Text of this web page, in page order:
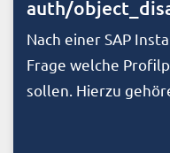
auth/
Nach einer SAP
Frage welche
sollen. Hierzu